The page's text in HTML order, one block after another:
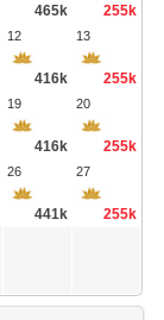
465k 255k
12
416k
13
255k
19
416k
20
255k
26
441k
27
255k